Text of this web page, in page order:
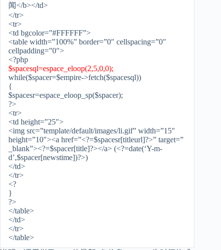
闻</b></td>
</tr>
<tr>
<td bgcolor=”#FFFFFF”>
<table width=”100%” border=”0″ cellspacing=”0″
cellpadding=”0″>
<?php
$spacesql=espace_eloop(2,5,0,0);
while($spacer=$empire->fetch($spacesql))
{
$spacesr=espace_eloop_sp($spacer);
?>
<tr>
<td height=”25″>
<img src=”template/default/images/li.gif” width=”15″
height=”10″><a href=”<?=$spacesr[titleurl]?>” target=”
_blank”><?=$spacer[title]?></a> (<?=date(‘Y-m-
d’,$spacer[newstime])?>)
</td>
</tr>
<?
}
?>
</table>
</td>
</tr>
</table>